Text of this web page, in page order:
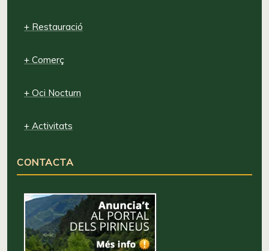
+ Restauració
+ Comerç
+ Oci Nocturn
+ Activitats
CONTACTA